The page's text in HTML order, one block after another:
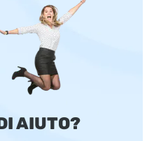
AIUTO?